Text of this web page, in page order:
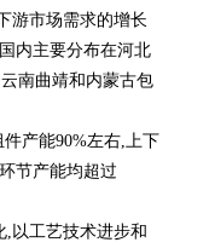
游市场需求的增长
内主要分布在河北
南曲靖和内蒙古包
产能90%左右,上下
节产能均超过
以工艺技术进步和